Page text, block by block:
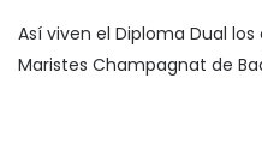
Así viven el Diploma Dual
Maristes Champagnat de